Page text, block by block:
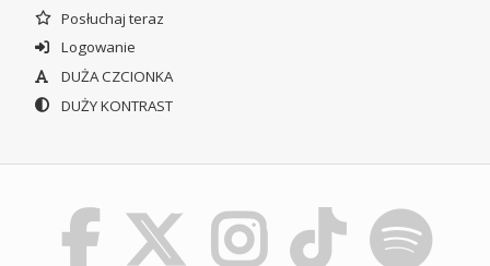
Posłuchaj teraz
Logowanie
DUŻA CZCIONKA
DUŻY KONTRAST